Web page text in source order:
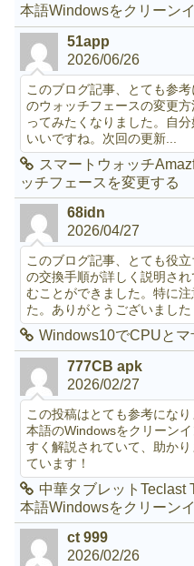
本語Windowsをクリーン
51app
2026/06/26
このブログ記事、とても参
のウォッチフェースの変更
ってみたくなりました。自
いいですね。次回の更新...
スマートウォッチ
ッチフェースを変更する
68idn
2026/04/27
このブログ記事、とても役
の交換手順が詳しく説明さ
むことができました。特に
た。ありがとうございました
Windows10でCPUと
777CB apk
2026/02/27
この投稿はとても参考にな
本語のWindowsをクリーン
すく解説されていて、助か
ています！
中華タブレットTeclast
本語Windowsをクリーン
ct 999
2026/02/26